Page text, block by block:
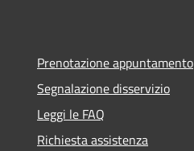
Prenotazione appuntamento
Segnalazione disservizio
Leggi le FAQ
Richiesta assistenza